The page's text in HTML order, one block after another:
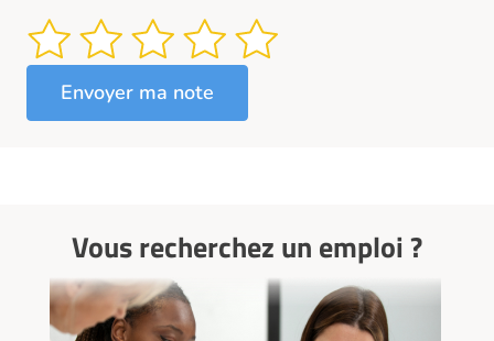
Vous recherchez un emploi ?